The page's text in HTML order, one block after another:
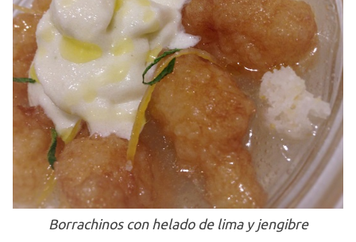
Borrachinos con helado de lima y jengibre